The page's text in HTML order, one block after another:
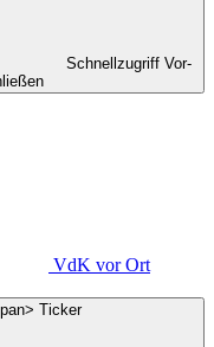
Schnellzugriff Vor-
VdK vor Ort
Ticker